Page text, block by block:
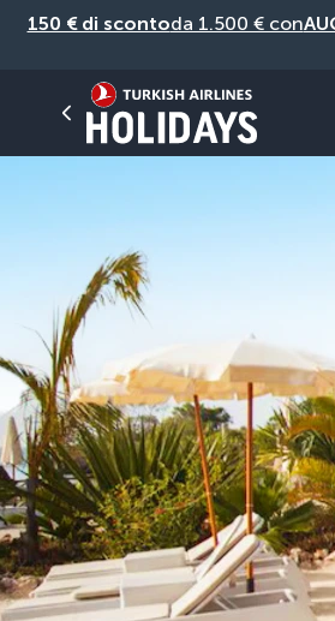
150 € di scontoda 1.500 € con